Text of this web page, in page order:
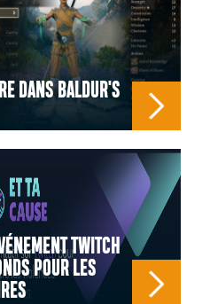
DANS BALDUR'S
TWITCH
POUR LES